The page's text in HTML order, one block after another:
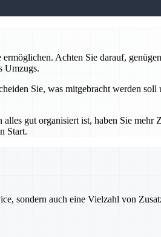
Achten Sie darauf,
Umzugs.
Sie, was mitgebracht werden
gut organisiert ist, haben Sie
Start.
sondern auch eine Vielzahl von